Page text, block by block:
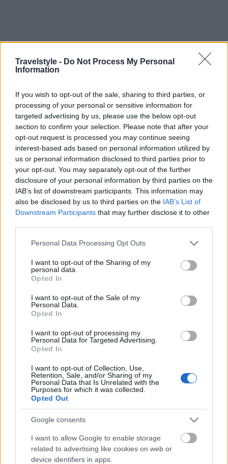
Travelstyle - Do Not Process My Personal
Information
If you wish to opt-out of the sale, sharing to third parties, or
processing of your personal or sensitive information for
targeted advertising by us, please use the below opt-out
section to confirm your selection. Please note that after your
opt-out request is processed you may continue seeing
interest-based ads based on personal information utilized by
us or personal information disclosed to third parties prior to
your opt-out. You may separately opt-out of the further
disclosure of your personal information by third parties on the
IAB’s list of downstream participants. This information may
also be disclosed by us to third parties on the IAB’s List of
Downstream Participants that may further disclose it to other
Please note that this website/app uses one or more Google
not limited to your visit or usage behaviour. You may click to
grant or deny consent to Google and its third-party tags to
use your data for below specified purposes in below Google
consent section.
Personal Data Processing Opt Outs
I want to opt-out of the Sharing of my
personal data.
Opted In
I want to opt-out of the Sale of my
Personal Data.
Opted In
I want to opt-out of processing my
Personal Data for Targeted Advertising.
Opted In
I want to opt-out of Collection, Use,
Retention, Sale, and/or Sharing of my
Personal Data that Is Unrelated with the
Purposes for which it was collected.
Opted Out
Google consents
I want to allow Google to enable storage
related to advertising like cookies on web or
device identifiers in apps.
Αυτές είναι οι πιο ευτυχισμένες χώρες του κόσμου για το 2024
21 Μαρτίου 2024, 11:14
Αυτές είναι οι πιο ευτυχισμένες χώρες του κόσμου για το 2024. Η χώρα που...
Νέα έρευνα αποκαλύπτει τις πιο ευτυχισμένες και πιο
δυστυχισμένες χώρες του κόσμου
6 Μαρτίου 2024, 15:16
Η έκθεση του Global Mind Project 'Mental State of the World' έχει μερικά
αποκαλυπτικά...
Σε αυτή τη χώρα ζουν οι πιο ευτυχισμένοι άνθρωποι στον
5 Αυγούστου 2022, 10:36
Πρόκειται για έναν ταξιδιωτικό προορισµό απόλυτα εξωτικό, µε υπέροχες